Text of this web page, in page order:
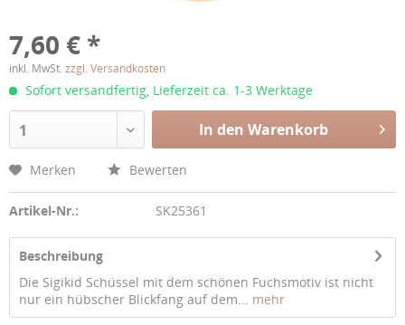
7,60 € *
inkl. MwSt. zzgl. Versandkosten
Sofort versandfertig, Lieferzeit ca. 1-3 Werktage
1 In den Warenkorb
Merken Bewerten
Artikel-Nr.: SK25361
Beschreibung
Die Sigikid Schüssel mit dem schönen Fuchsmotiv ist nicht
nur ein hübscher Blickfang auf dem... mehr